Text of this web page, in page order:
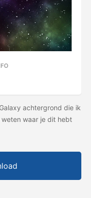
achtergrond die ik
waar je dit hebt